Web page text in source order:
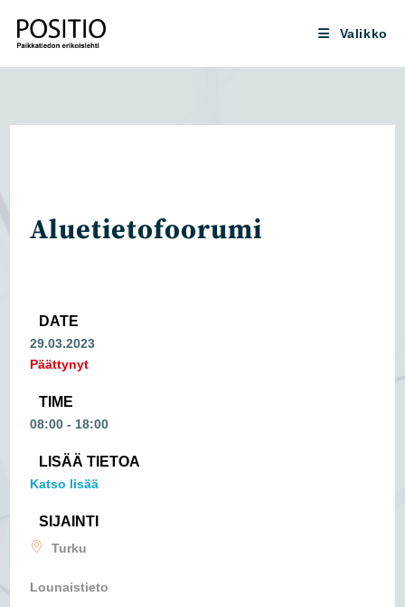
suoraan
sisältöön
Valikko
Aluetietofoorumi
DATE
29.03.2023
Päättynyt
TIME
08:00 - 18:00
LISÄÄ TIETOA
Katso lisää
SIJAINTI
Turku
Lounaistieto